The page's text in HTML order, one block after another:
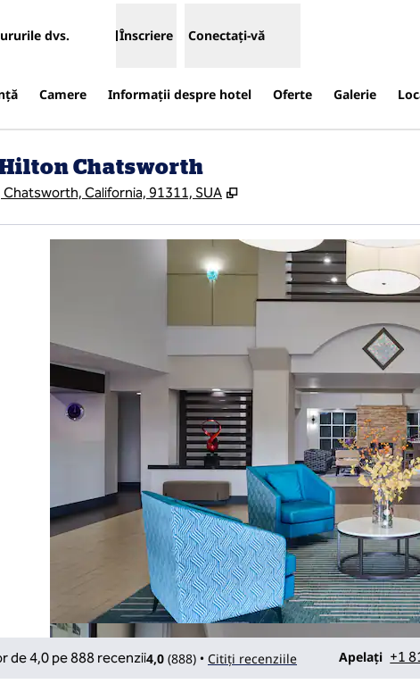
dvs. Înscriere Conectați-vă
Camere Informații despre hotel Oferte Galerie
Chatsworth
California, 91311, SUA ,
4,0 (888) • Citiți recenziile Apelați
Apel +1